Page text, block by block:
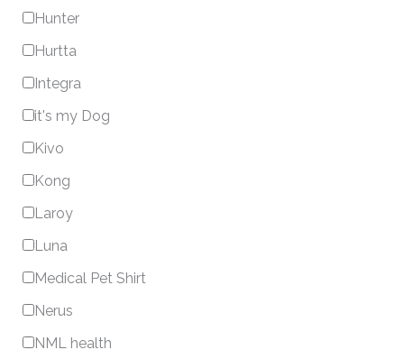
Hunter
Hurtta
Integra
it's my Dog
Kivo
Kong
Laroy
Luna
Medical Pet Shirt
Nerus
NML health